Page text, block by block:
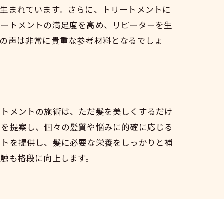
まれています。さらに、トリートメントに
トメントの満足度を高め、リピーターを生
声は非常に貴重な参考材料となるでしょ
メントの施術は、ただ髪を美しくするだけ
提案し、個々の髪質や悩みに的確に応じる
を提供し、髪に必要な栄養をしっかりと補
格段に向上します。